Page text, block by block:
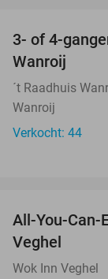
3- of 4-
Wanroij
´t Raadhuis
Wanroij
Verkocht: 44
All-You-Can-
Veghel
Wok Inn Veghel